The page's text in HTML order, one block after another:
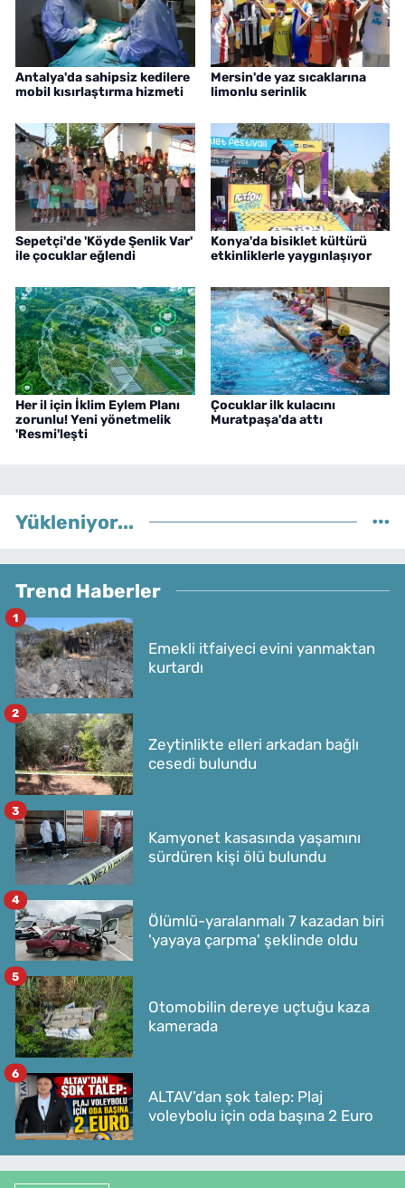
Antalya'da sahipsiz kedilere
mobil kısırlaştırma hizmeti
Mersin'de yaz sıcaklarına
limonlu serinlik
Sepetçi'de 'Köyde Şenlik Var'
ile çocuklar eğlendi
Konya'da bisiklet kültürü
etkinliklerle yaygınlaşıyor
Her il için İklim Eylem Planı
zorunlu! Yeni yönetmelik
'Resmi'leşti
Çocuklar ilk kulacını
Muratpaşa'da attı
Yükleniyor...
Trend Haberler
Emekli itfaiyeci evini yanmaktan
kurtardı
1
Zeytinlikte elleri arkadan bağlı
cesedi bulundu
2
Kamyonet kasasında yaşamını
sürdüren kişi ölü bulundu
3
Ölümlü-yaralanmalı 7 kazadan biri
'yayaya çarpma' şeklinde oldu
4
Otomobilin dereye uçtuğu kaza
kamerada
5
ALTAV’dan şok talep: Plaj
voleybolu için oda başına 2 Euro
6